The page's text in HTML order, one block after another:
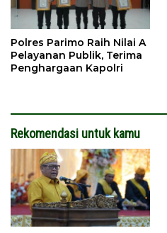
Polres Parimo Raih Nilai A
Pelayanan Publik, Terima
Penghargaan Kapolri
Rekomendasi untuk kamu